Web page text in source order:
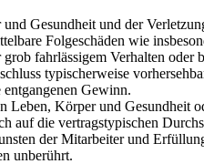
Gesundheit und der
Folgeschäden wie
fahrlässigem Verhalten
typischerweise
Gewinn.
Körper und Gesundheit
auf die vertragstypischen
der Mitarbeiter und
unberührt.